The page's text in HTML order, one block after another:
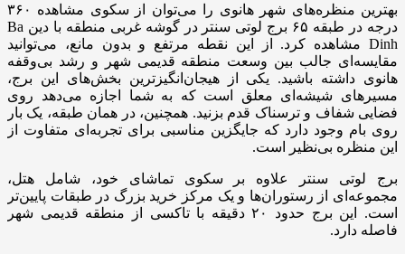
بهترین منظره‌های شهر هانوی را می‌توان از سکوی مشاهده ۳۶۰
درجه در طبقه ۶۵ برج لوتی سنتر در گوشه غربی منطقه با دین Ba
Dinh مشاهده کرد. از این نقطه مرتفع و بدون مانع، می‌توانید
مقایسه‌ای جالب بین وسعت منطقه قدیمی شهر و رشد بی‌وقفه
هانوی داشته باشید. یکی از هیجان‌انگیزترین بخش‌های این برج،
مسیرهای شیشه‌ای معلق است که به شما اجازه می‌دهد روی
فضایی شفاف و ترسناک قدم بزنید. همچنین، در همان طبقه، یک بار
روی بام وجود دارد که جایگزین مناسبی برای تجربه‌ای متفاوت از
این منظره بی‌نظیر است.
برج لوتی سنتر علاوه بر سکوی تماشای خود، شامل هتل،
مجموعه‌ای از رستوران‌ها و یک مرکز خرید بزرگ در طبقات پایین‌تر
است. این برج حدود ۲۰ دقیقه با تاکسی از منطقه قدیمی شهر
فاصله دارد.